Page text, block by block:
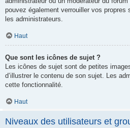
pouvez également verrouiller vos
les administrateurs.
Haut
Que sont les icônes de sujet ?
Les icônes de sujet sont de petites
d’illustrer le contenu de son sujet. Les
cette fonctionnalité.
Haut
Niveaux des utilisateurs et